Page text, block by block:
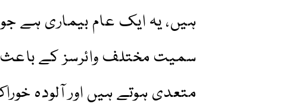
ہیں، یہ ایک عام بیماری ہے جو
سمیت مختلف وائرسز کے باعث
متعدی ہوتے ہیں اور آلودہ